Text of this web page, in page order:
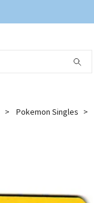
Pokemon Singles